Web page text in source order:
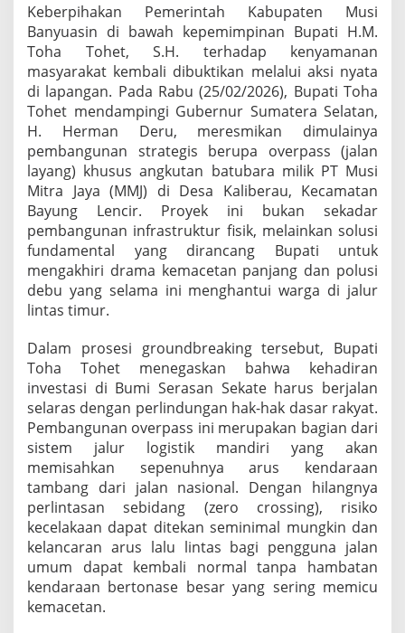
t
u
p
a
T
o
h
a
T
o
h
e
t
D
e
b
u
n
M
a
c
e
t
d
Keberpihakan Pemerintah Kabupaten Musi
Banyuasin di bawah kepemimpinan Bupati H.M.
Toha Tohet, S.H. terhadap kenyamanan
masyarakat kembali dibuktikan melalui aksi nyata
di lapangan. Pada Rabu (25/02/2026), Bupati Toha
Tohet mendampingi Gubernur Sumatera Selatan,
H. Herman Deru, meresmikan dimulainya
pembangunan strategis berupa overpass (jalan
layang) khusus angkutan batubara milik PT Musi
Mitra Jaya (MMJ) di Desa Kaliberau, Kecamatan
Bayung Lencir. Proyek ini bukan sekadar
pembangunan infrastruktur fisik, melainkan solusi
fundamental yang dirancang Bupati untuk
mengakhiri drama kemacetan panjang dan polusi
debu yang selama ini menghantui warga di jalur
lintas timur.
Dalam prosesi groundbreaking tersebut, Bupati
Toha Tohet menegaskan bahwa kehadiran
investasi di Bumi Serasan Sekate harus berjalan
selaras dengan perlindungan hak-hak dasar rakyat.
Pembangunan overpass ini merupakan bagian dari
sistem jalur logistik mandiri yang akan
memisahkan sepenuhnya arus kendaraan
tambang dari jalan nasional. Dengan hilangnya
perlintasan sebidang (zero crossing), risiko
kecelakaan dapat ditekan seminimal mungkin dan
kelancaran arus lalu lintas bagi pengguna jalan
umum dapat kembali normal tanpa hambatan
kendaraan bertonase besar yang sering memicu
kemacetan.